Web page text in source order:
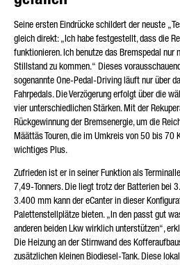
Seine ersten Eindrücke schildert der neuste
gleich direkt: „Ich habe festgestellt, dass die
funktionieren. Ich benutze das Bremspedal nur
Stillstand zu kommen.“ Dieses
sogenannte One-Pedal-Driving läuft nur über
Fahrpedals. Die Verzögerung erfolgt über die
vier unterschiedlichen Stärken. Mit der
Rückgewinnung der Bremsenergie, um die
Määttäs Touren, die im Umkreis von 50 bis 70
wichtiges Plus.
Zufrieden ist er in seiner Funktion als
7,49-Tonners. Die liegt trotz der Batterien bei
3.400 mm kann der eCanter in dieser
Palettenstellplätze bieten. „In den passt gut
anderen beiden Lkw wirklich unterstützen“,
Die Heizung an der Stirnwand des
zusätzlichen kleinen Biodiesel-Tank. Diese